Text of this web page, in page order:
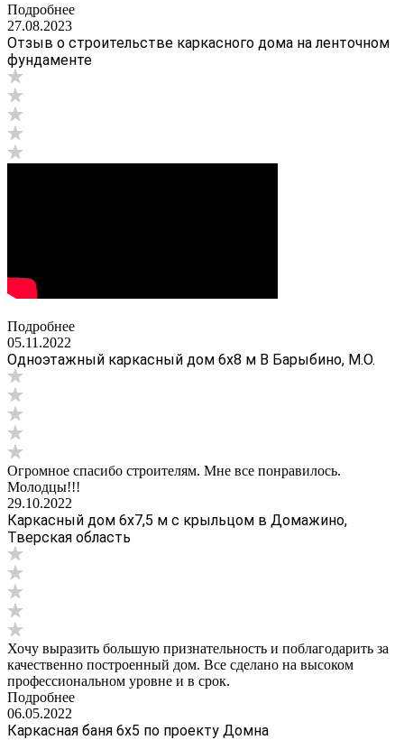
Подробнее
27.08.2023
Отзыв о строительстве каркасного дома на ленточном
фундаменте
Подробнее
05.11.2022
Одноэтажный каркасный дом 6х8 м В Барыбино, М.О.
Огромное спасибо строителям. Мне все понравилось.
Молодцы!!!
29.10.2022
Каркасный дом 6х7,5 м с крыльцом в Домажино,
Тверская область
Хочу выразить большую признательность и поблагодарить за
качественно построенный дом. Все сделано на высоком
профессиональном уровне и в срок.
Подробнее
06.05.2022
Каркасная баня 6х5 по проекту Домна